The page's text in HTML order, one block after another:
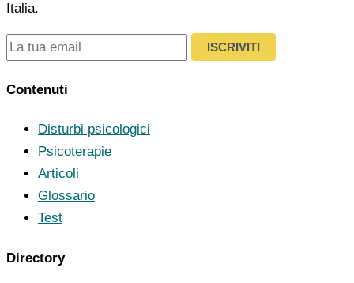
Italia.
ISCRIVITI
Contenuti
Disturbi psicologici
Psicoterapie
Articoli
Glossario
Test
Directory